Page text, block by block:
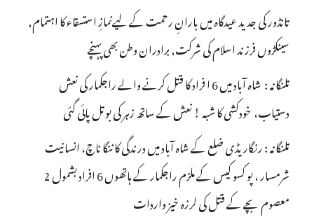
تانڈور کی جدید عیدگاہ میں بارانِ رحمت کے لیےنمازِ استسقاء کا اہتمام,
سینکڑوں فرزند اسلام کی شرکت, برادران وطن بھی پہنچے
تلنگانہ : شاہ آباد میں 6 ا فراد کا قتل کرنے والے راجکمار کی نعش
دستیاب، خودکشی کا شبہ ! نعش کے ساتھ زہر کی بوتل پائی گئی
تلنگانہ : رنگاریڈی ضلع کے شاہ آباد میں درندگی کا ننگا ناچ، انسانیت
شرمسار ، پو کسو کیس کے ملزم راجکمار کے ہاتھوں 6 افراد بشمول 2
معصوم بچے کے قتل کی لرزہ خیز واردات